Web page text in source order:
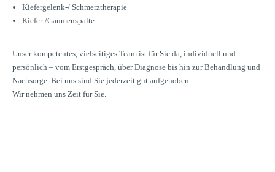
Kiefergelenk-/ Schmerztherapie
Kiefer-/Gaumenspalte
Unser kompetentes, vielseitiges Team ist für Sie da, individuell und
persönlich – vom Erstgespräch, über Diagnose bis hin zur Behandlung und
Nachsorge. Bei uns sind Sie jederzeit gut aufgehoben.
Wir nehmen uns Zeit für Sie.